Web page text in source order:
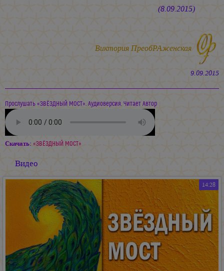
(8.09.2015)
Виктория ПреобРАженская
9.09.2015
Прослушать «ЗВЁЗДНЫЙ МОСТ». Аудиоверсия. Читает Автор
Скачать: «ЗВЁЗДНЫЙ МОСТ»
Видео
14:28